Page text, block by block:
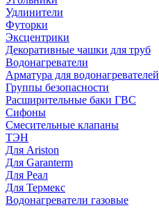
Удлинители
Футорки
Эксцентрики
Декоративные чашки для труб
Водонагреватели
Арматура для водонагревателей
Группы безопасности
Расширительные баки ГВС
Сифоны
Смесительные клапаны
ТЭН
Для Ariston
Для Garanterm
Для Реал
Для Термекс
Водонагреватели газовые